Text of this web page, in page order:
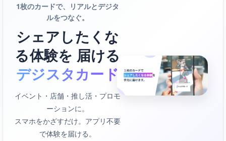
1枚のカードで、リアルとデジタ
ルをつなぐ。
シェアしたくな
る体験を 届ける
デジスタカード
イベント・店舗・推し活・プロモ
ーションに。
スマホをかざすだけ。アプリ不要
で体験を届ける。